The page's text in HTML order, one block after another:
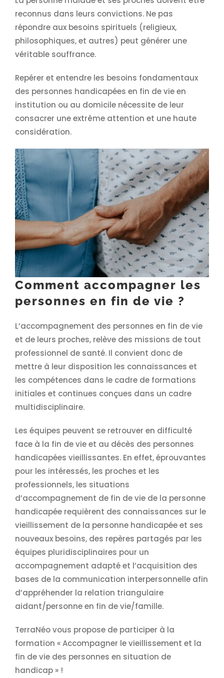
reconnus dans leurs convictions. Ne pas
répondre aux besoins spirituels (religieux,
philosophiques, et autres) peut générer une
véritable souffrance.
Repérer et entendre les besoins fondamentaux
des personnes handicapées en fin de vie en
institution ou au domicile nécessite de leur
consacrer une extrême attention et une haute
considération.
Comment accompagner les
personnes en fin de vie ?
L’accompagnement des personnes en fin de vie
et de leurs proches, relève des missions de tout
professionnel de santé. Il convient donc de
mettre à leur disposition les connaissances et
les compétences dans le cadre de formations
initiales et continues conçues dans un cadre
multidisciplinaire.
Les équipes peuvent se retrouver en difficulté
face à la fin de vie et au décès des personnes
handicapées vieillissantes. En effet, éprouvantes
pour les intéressés, les proches et les
professionnels, les situations
d’accompagnement de fin de vie de la personne
handicapée requièrent des connaissances sur le
vieillissement de la personne handicapée et ses
nouveaux besoins, des repères partagés par les
équipes pluridisciplinaires pour un
accompagnement adapté et l’acquisition des
bases de la communication interpersonnelle afin
d’appréhender la relation triangulaire
aidant/personne en fin de vie/famille.
TerraNéo vous propose de participer à la
formation « Accompagner le vieillissement et la
fin de vie des personnes en situation de
handicap » !